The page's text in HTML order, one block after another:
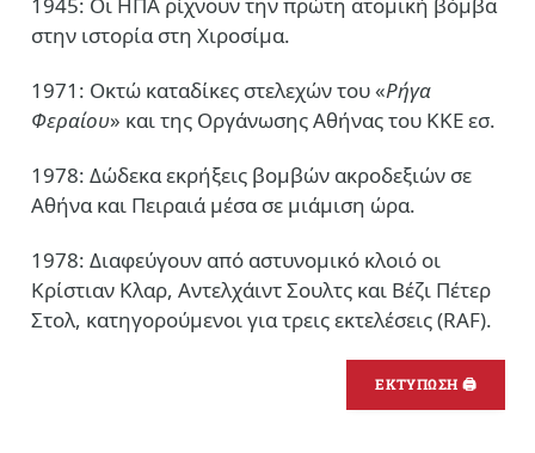
στην ιστορία στη Χιροσίμα.
1971: Οκτώ καταδίκες στελεχών του «Ρήγα
Φεραίου» και της Οργάνωσης Αθήνας του ΚΚΕ εσ.
1978: Δώδεκα εκρήξεις βομβών ακροδεξιών σε
Αθήνα και Πειραιά μέσα σε μιάμιση ώρα.
1978: Διαφεύγουν από αστυνομικό κλοιό οι
Κρίστιαν Κλαρ, Αντελχάιντ Σουλτς και Βέζι Πέτερ
Στολ, κατηγορούμενοι για τρεις εκτελέσεις (RAF).
ΕΚΤΥΠΩΣΗ 🖨